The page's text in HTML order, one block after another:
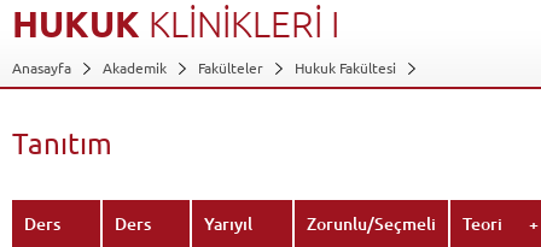
HUKUK KLİNİKLERİ I
Anasayfa Akademik Fakülteler
Hukuk Fakültesi
Tanıtım
Ders
Ders
Yarıyıl Zorunlu/Seçmeli
Teori +